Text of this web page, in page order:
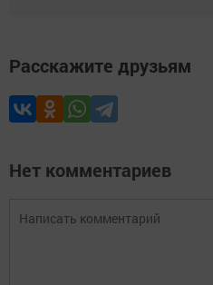
Расскажите друзьям
Нет комментариев